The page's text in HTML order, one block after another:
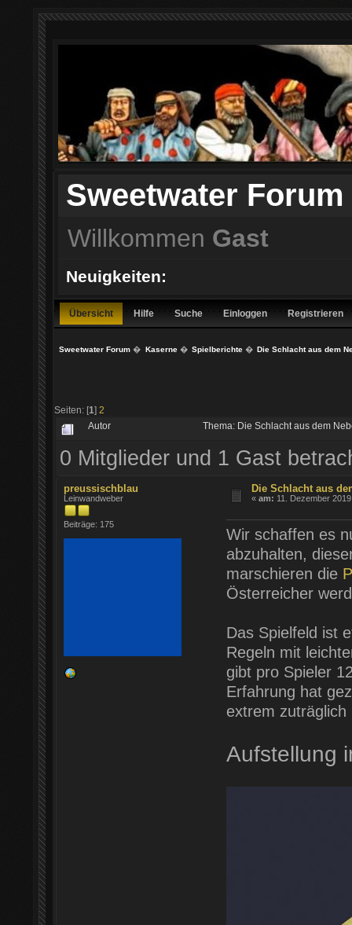
Sweetwater Forum
Willkommen Gast
Neuigkeiten:
Übersicht Hilfe Suche Einloggen Registrieren
Sweetwater Forum � Kaserne� Spielberichte� Die Schlacht aus dem
Seiten: [1] 2
Autor Thema: Die Schlacht aus dem
0 Mitglieder und 1 Gast
preussischblau
Leinwandweber
Beiträge: 175
Die Schlacht aus
«am: 11. Dezember
Wir schaffen es
abzuhalten,
marschieren die
Österreicher
Das Spielfeld ist
Regeln mit
gibt pro Spieler
Erfahrung hat
extrem zuträglich
Aufstellung